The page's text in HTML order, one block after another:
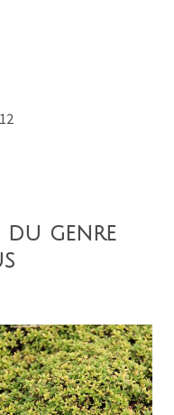
du genre